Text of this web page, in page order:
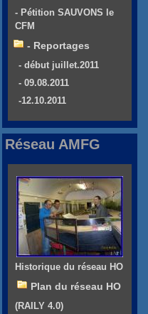
- Pétition SAUVONS le
CFM
- Reportages
- début juillet.2011
- 09.08.2011
-12.10.2011
Réseau AMFG
Historique du réseau HO
Plan du réseau HO
(RAILY 4.0)